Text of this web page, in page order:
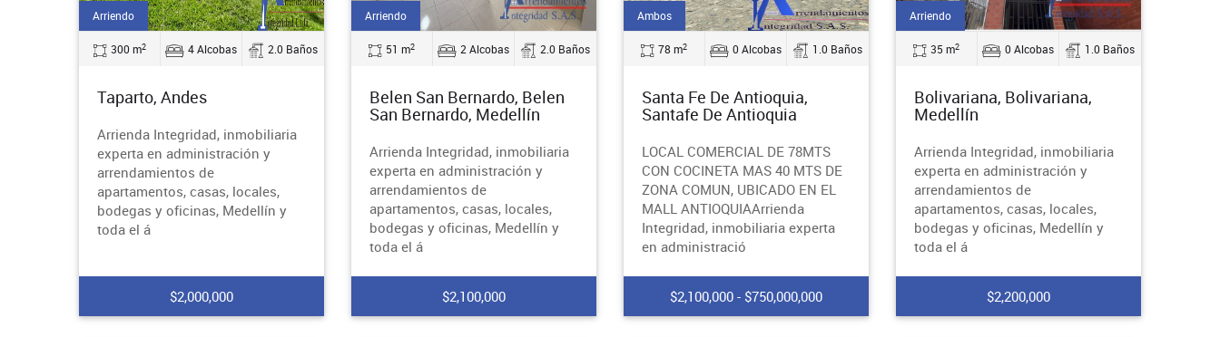
Arriendo
300 m2 4 Alcobas 2.0 Baños
Taparto, Andes
Arrienda Integridad, inmobiliaria
experta en administración y
arrendamientos de
apartamentos, casas, locales,
bodegas y oficinas, Medellín y
toda el á
$2,000,000
Arriendo
51 m2 2 Alcobas 2.0 Baños
Belen San Bernardo, Belen
San Bernardo, Medellín
Arrienda Integridad, inmobiliaria
experta en administración y
arrendamientos de
apartamentos, casas, locales,
bodegas y oficinas, Medellín y
toda el á
$2,100,000
Ambos
78 m2 0 Alcobas 1.0 Baños
Santa Fe De Antioquia,
Santafe De Antioquia
LOCAL COMERCIAL DE 78MTS
CON COCINETA MAS 40 MTS DE
ZONA COMUN, UBICADO EN EL
MALL ANTIOQUIAArrienda
Integridad, inmobiliaria experta
en administració
$2,100,000 - $750,000,000
Arriendo
35 m2 0 Alcobas 1.0 Baños
Bolivariana, Bolivariana,
Medellín
Arrienda Integridad, inmobiliaria
experta en administración y
arrendamientos de
apartamentos, casas, locales,
bodegas y oficinas, Medellín y
toda el á
$2,200,000